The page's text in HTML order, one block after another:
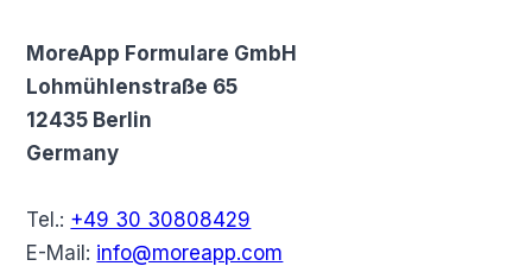
MoreApp Formulare GmbH
Lohmühlenstraße 65
12435 Berlin
Germany
Tel.: +49 30 30808429
E-Mail: info@moreapp.com